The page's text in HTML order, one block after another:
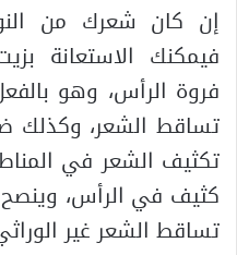
إن كان شعرك من
فيمكنك الاستعانة
فروة الرأس، وهو
تساقط الشعر، وكذلك
تكثيف الشعر في
كثيف في الرأس،
تساقط الشعر غير